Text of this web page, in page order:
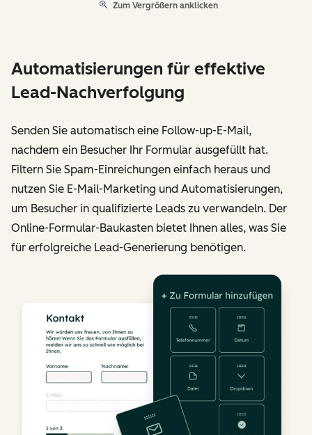
Zum Vergrößern anklicken
Automatisierungen für effektive
Lead-Nachverfolgung
Senden Sie automatisch eine Follow-up-E-Mail,
nachdem ein Besucher Ihr Formular ausgefüllt hat.
Filtern Sie Spam-Einreichungen einfach heraus und
nutzen Sie E-Mail-Marketing und Automatisierungen,
um Besucher in qualifizierte Leads zu verwandeln. Der
Online-Formular-Baukasten bietet Ihnen alles, was Sie
für erfolgreiche Lead-Generierung benötigen.